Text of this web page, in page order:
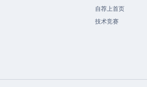
自荐上首页
技术竞赛